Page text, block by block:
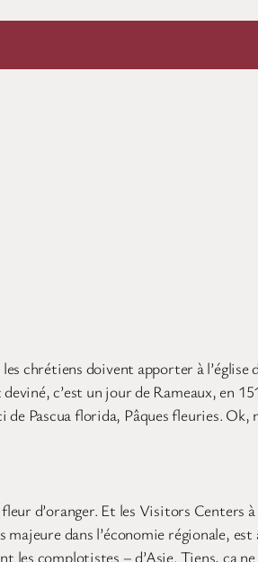
chrétiens doivent apporter à l’église
c’est un jour de Rameaux, en
Pascua florida, Pâques fleuries. Ok,
d’oranger. Et les Visitors Centers à
dans l’économie régionale, est
complotistes – d’Asie. Tiens, ça ne